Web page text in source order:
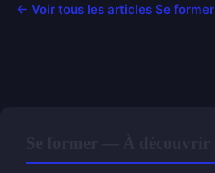
← Voir tous les articles Se former